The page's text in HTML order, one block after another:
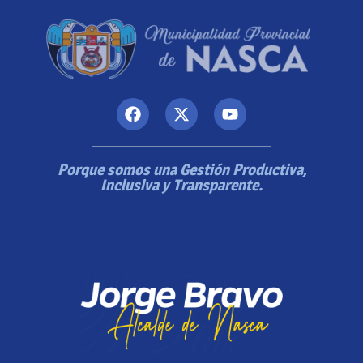
Porque somos una Gestión Productiva,
Inclusiva y Transparente.